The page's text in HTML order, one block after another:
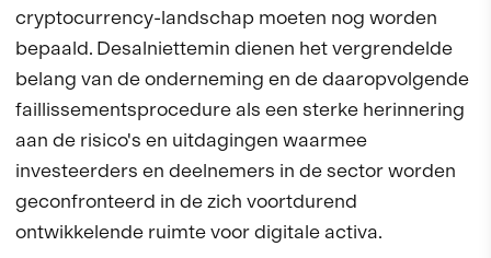
cryptocurrency-landschap moeten nog worden
bepaald. Desalniettemin dienen het vergrendelde
belang van de onderneming en de daaropvolgende
faillissementsprocedure als een sterke herinnering
aan de risico's en uitdagingen waarmee
investeerders en deelnemers in de sector worden
geconfronteerd in de zich voortdurend
ontwikkelende ruimte voor digitale activa.